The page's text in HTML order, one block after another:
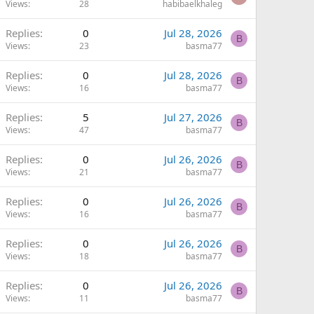
Views 28 habibaelkhaleg
Replies 0
Views 23
Jul 28, 2026
basma77
B
Replies 0
Views 16
Jul 28, 2026
basma77
B
Replies 5
Views 47
Jul 27, 2026
basma77
B
Replies 0
Views 21
Jul 26, 2026
basma77
B
Replies 0
Views 16
Jul 26, 2026
basma77
B
Replies 0
Views 18
Jul 26, 2026
basma77
B
Replies 0
Views 11
Jul 26, 2026
basma77
B